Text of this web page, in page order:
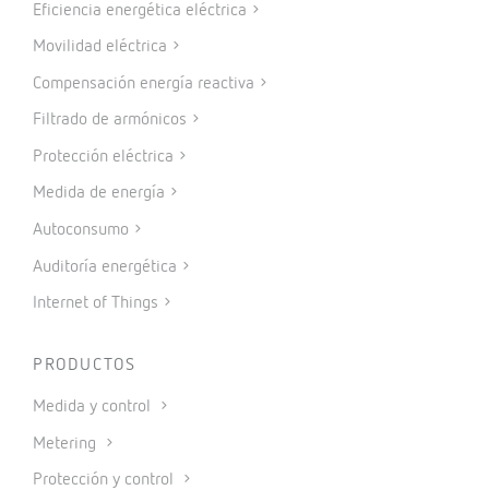
Eficiencia energética eléctrica
Movilidad eléctrica
Compensación energía reactiva
Filtrado de armónicos
Protección eléctrica
Medida de energía
Autoconsumo
Auditoría energética
Internet of Things
PRODUCTOS
Medida y control
Metering
Protección y control